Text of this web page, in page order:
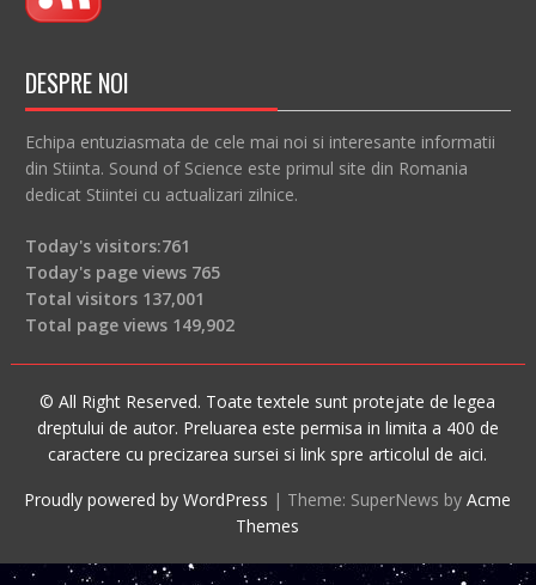
DESPRE NOI
Echipa entuziasmata de cele mai noi si interesante informatii
din Stiinta. Sound of Science este primul site din Romania
dedicat Stiintei cu actualizari zilnice.
Today's visitors:761
Today's page views 765
Total visitors 137,001
Total page views 149,902
© All Right Reserved. Toate textele sunt protejate de legea
dreptului de autor. Preluarea este permisa in limita a 400 de
caractere cu precizarea sursei si link spre articolul de aici.
Proudly powered by WordPress | Theme: SuperNews byAcme
Themes